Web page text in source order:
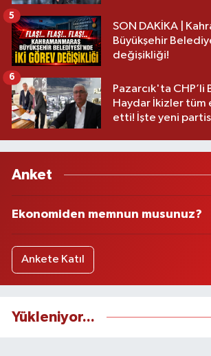
SON DAKİKA |
Büyükşehir
değişikliği!
5
Pazarcık'ta CHP’li
Haydar İkizler tüm
etti! İşte yeni
6
Anket
Ekonomiden memnun musunuz?
Ankete Katıl
Yükleniyor...